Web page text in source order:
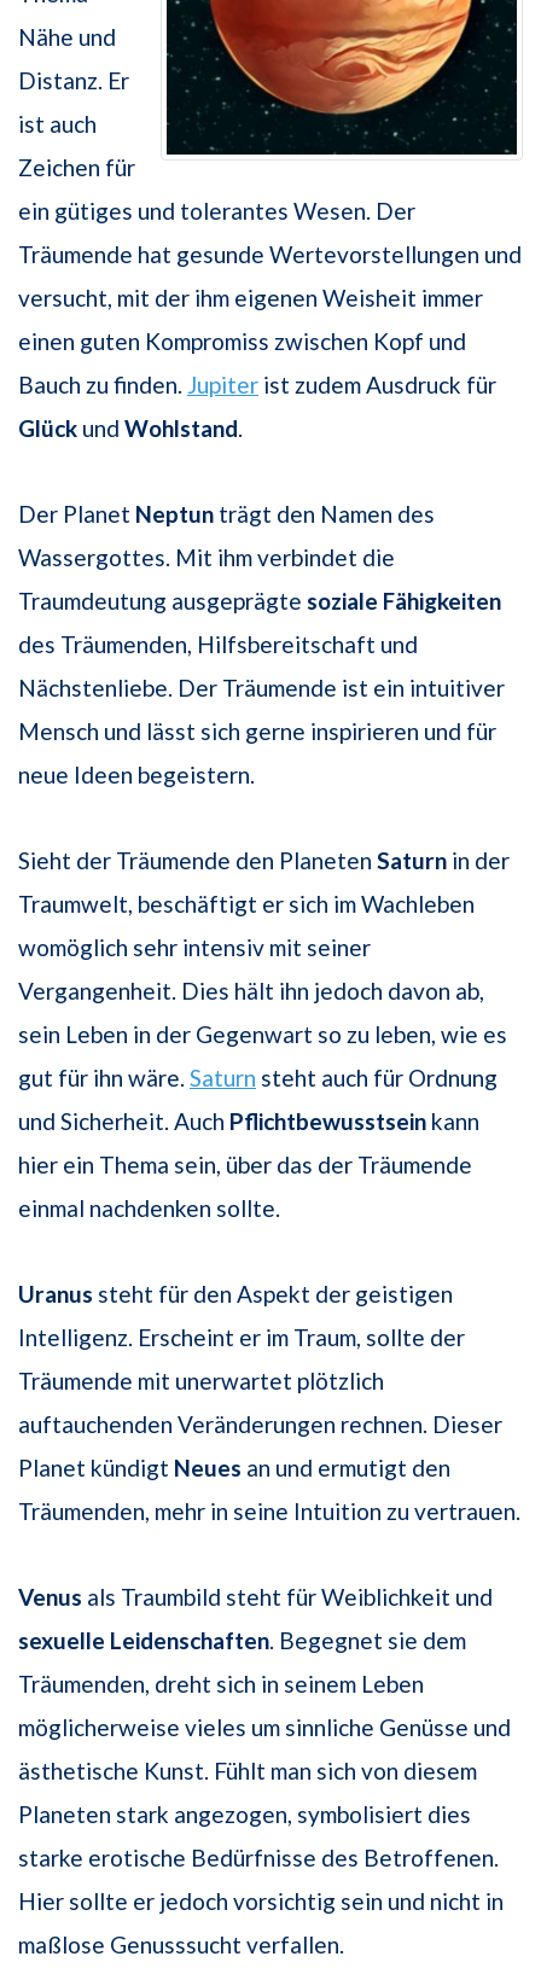
Nähe und
Distanz. Er
ist auch
Zeichen für
ein gütiges und tolerantes Wesen. Der
Träumende hat gesunde Wertevorstellungen und
versucht, mit der ihm eigenen Weisheit immer
einen guten Kompromiss zwischen Kopf und
Bauch zu finden. Jupiter ist zudem Ausdruck für
Glück und Wohlstand.
Der Planet Neptun trägt den Namen des
Wassergottes. Mit ihm verbindet die
Traumdeutung ausgeprägte soziale Fähigkeiten
des Träumenden, Hilfsbereitschaft und
Nächstenliebe. Der Träumende ist ein intuitiver
Mensch und lässt sich gerne inspirieren und für
neue Ideen begeistern.
Sieht der Träumende den Planeten Saturn in der
Traumwelt, beschäftigt er sich im Wachleben
womöglich sehr intensiv mit seiner
Vergangenheit. Dies hält ihn jedoch davon ab,
sein Leben in der Gegenwart so zu leben, wie es
gut für ihn wäre. Saturn steht auch für Ordnung
und Sicherheit. Auch Pflichtbewusstsein kann
hier ein Thema sein, über das der Träumende
einmal nachdenken sollte.
Uranus steht für den Aspekt der geistigen
Intelligenz. Erscheint er im Traum, sollte der
Träumende mit unerwartet plötzlich
auftauchenden Veränderungen rechnen. Dieser
Planet kündigt Neues an und ermutigt den
Träumenden, mehr in seine Intuition zu vertrauen.
Venus als Traumbild steht für Weiblichkeit und
sexuelle Leidenschaften. Begegnet sie dem
Träumenden, dreht sich in seinem Leben
möglicherweise vieles um sinnliche Genüsse und
ästhetische Kunst. Fühlt man sich von diesem
Planeten stark angezogen, symbolisiert dies
starke erotische Bedürfnisse des Betroffenen.
Hier sollte er jedoch vorsichtig sein und nicht in
maßlose Genusssucht verfallen.